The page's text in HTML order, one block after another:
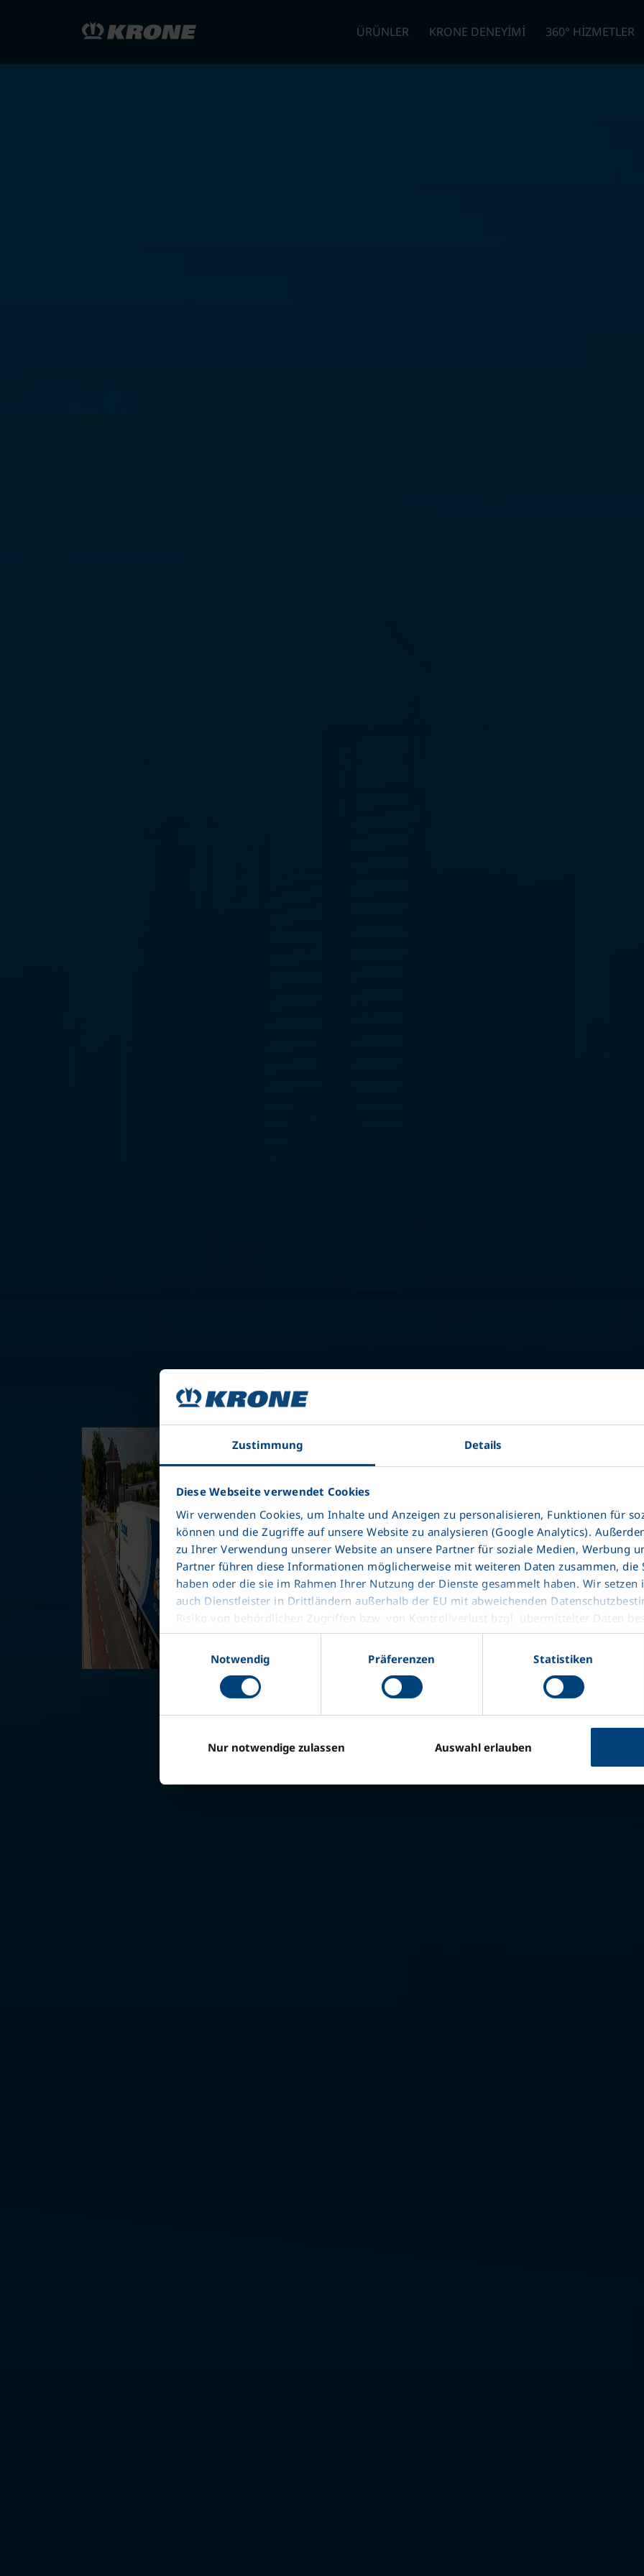
Zustimmung Details
Diese Webseite verwendet Cookies
Wir verwenden Cookies, um Inhalte und Anzeigen zu personalisieren, Funktionen für
können und die Zugriffe auf unsere Website zu analysieren (Google Analytics).
zu Ihrer Verwendung unserer Website an unsere Partner für soziale Medien, Werbung
Partner führen diese Informationen möglicherweise mit weiteren Daten zusammen, die
haben oder die sie im Rahmen Ihrer Nutzung der Dienste gesammelt haben. Wir setzen
auch Dienstleister in Drittländern außerhalb der EU mit abweichenden
Risiko von behördlichen Zugriffen bzw. von Kontrollverlust bzgl. übermittelter Daten
Datenschutzerklärung
Impressum
Einwilligungsauswahl
Notwendig
Präferenzen Statistiken
Nur notwendige zulassen Auswahl erlauben
ÜRÜNLER KRONE DENEYİMİ 360° HİZMETLER
DAHA
DİZEL VE
belgeler